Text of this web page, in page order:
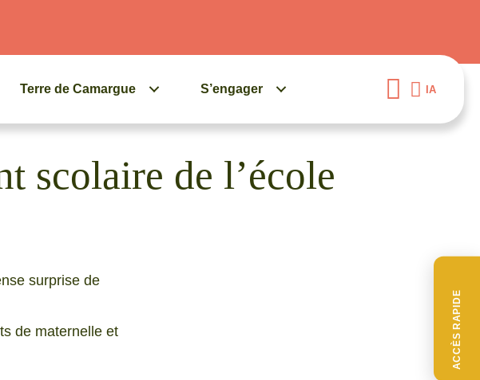
ACCÈS RAPIDE
Terre de Camargue S’engager IA
scolaire de l’école
surprise de
de maternelle et